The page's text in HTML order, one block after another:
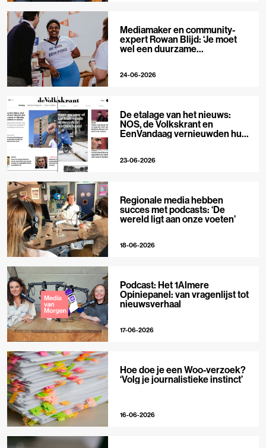
Mediamaker en community-
expert Rowan Blijd: ‘Je moet
wel een duurzame
24-06-2026
De etalage van het nieuws:
NOS, de Volkskrant en
EenVandaag vernieuwden hun
23-06-2026
Regionale media hebben
succes met podcasts: ‘De
wereld ligt aan onze voeten’
18-06-2026
Podcast: Het 1Almere
Opiniepanel: van vragenlijst tot
nieuwsverhaal
17-06-2026
Hoe doe je een Woo-verzoek?
‘Volg je journalistieke instinct’
16-06-2026